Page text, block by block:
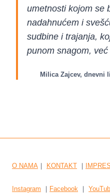
umetnosti kojom se
nadahnućem i
sudbine i trajanja,
punom snagom,
Milica Zajcev, dnevni
Instagram ｜ Facebook ｜
O NAMA ｜ KONTAKT ｜